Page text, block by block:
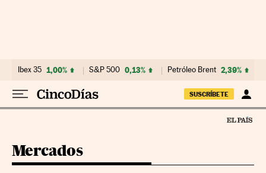
Ibex 35 1,00% S&P 500 0,13% Petróleo Brent 2,39%
SUSCRÍBETE
Mercados